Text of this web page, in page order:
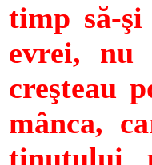
timp să-
evrei, nu
creşteau
mânca,
ţinutului